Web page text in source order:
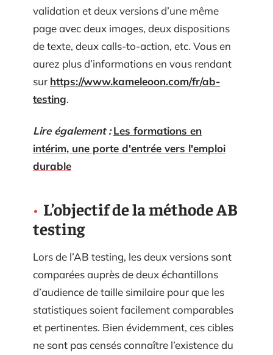
validation et deux versions d’une même
page avec deux images, deux dispositions
de texte, deux calls-to-action, etc. Vous en
aurez plus d’informations en vous rendant
sur https://www.kameleoon.com/fr/ab-
testing.
Lire également : Les formations en
intérim, une porte d'entrée vers l'emploi
durable
L’objectif de la méthode AB
testing
Lors de l’AB testing, les deux versions sont
comparées auprès de deux échantillons
d’audience de taille similaire pour que les
statistiques soient facilement comparables
et pertinentes. Bien évidemment, ces cibles
ne sont pas censés connaître l’existence du